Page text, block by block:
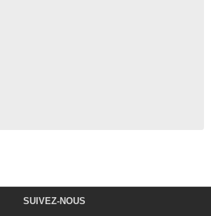
SUIVEZ-NOUS